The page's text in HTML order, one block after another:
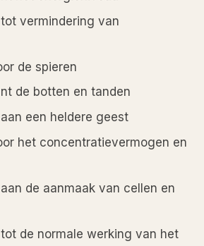
vermindering van
de spieren
de botten en tanden
een heldere geest
het concentratievermogen en
de aanmaak van cellen en
de normale werking van het